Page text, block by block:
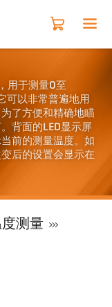
用于测量0至
可以非常普遍地用
了方便和精确地瞄
背面的LED显示屏
前的测量温度。如
后的设置会显示在
测量